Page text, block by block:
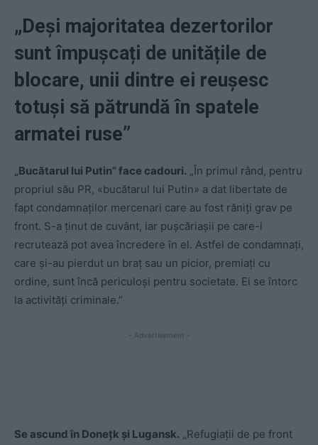
„Deși majoritatea dezertorilor
sunt împușcați de unitățile de
blocare, unii dintre ei reușesc
totuși să pătrundă în spatele
armatei ruse”
„Bucătarul lui Putin” face cadouri. „În primul rând, pentru
propriul său PR, «bucătarul lui Putin» a dat libertate de
fapt condamnaților mercenari care au fost răniți grav pe
front. S-a ținut de cuvânt, iar pușcăriașii pe care-i
recrutează pot avea încredere în el. Astfel de condamnați,
care și-au pierdut un braț sau un picior, premiați cu
ordine, sunt încă periculoși pentru societate. Ei se întorc
la activități criminale.”
- Advertisement -
Se ascund în Donețk și Lugansk. „Refugiații de pe front